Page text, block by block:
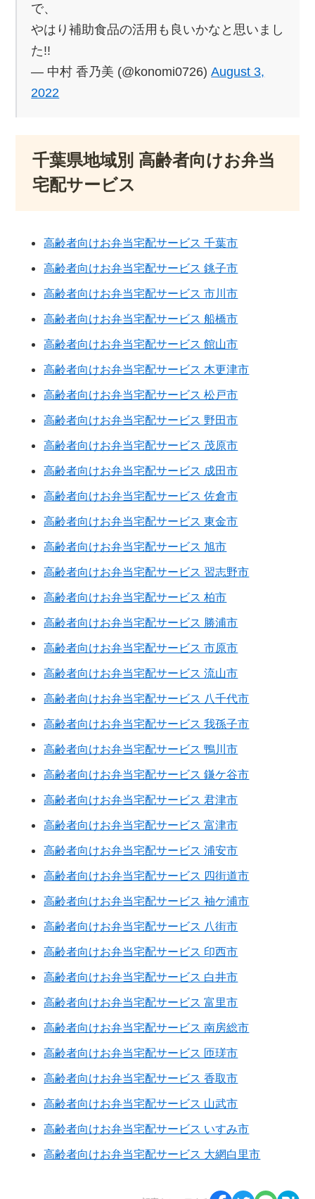
で、
やはり補助食品の活用も良いかなと思いまし
た!!
— 中村 香乃美 (@konomi0726)August 3,
2022
千葉県地域別 高齢者向けお弁当
宅配サービス
高齢者向けお弁当宅配サービス 千葉市
高齢者向けお弁当宅配サービス 銚子市
高齢者向けお弁当宅配サービス 市川市
高齢者向けお弁当宅配サービス 船橋市
高齢者向けお弁当宅配サービス 館山市
高齢者向けお弁当宅配サービス 木更津市
高齢者向けお弁当宅配サービス 松戸市
高齢者向けお弁当宅配サービス 野田市
高齢者向けお弁当宅配サービス 茂原市
高齢者向けお弁当宅配サービス 成田市
高齢者向けお弁当宅配サービス 佐倉市
高齢者向けお弁当宅配サービス 東金市
高齢者向けお弁当宅配サービス 旭市
高齢者向けお弁当宅配サービス 習志野市
高齢者向けお弁当宅配サービス 柏市
高齢者向けお弁当宅配サービス 勝浦市
高齢者向けお弁当宅配サービス 市原市
高齢者向けお弁当宅配サービス 流山市
高齢者向けお弁当宅配サービス 八千代市
高齢者向けお弁当宅配サービス 我孫子市
高齢者向けお弁当宅配サービス 鴨川市
高齢者向けお弁当宅配サービス 鎌ケ谷市
高齢者向けお弁当宅配サービス 君津市
高齢者向けお弁当宅配サービス 富津市
高齢者向けお弁当宅配サービス 浦安市
高齢者向けお弁当宅配サービス 四街道市
高齢者向けお弁当宅配サービス 袖ケ浦市
高齢者向けお弁当宅配サービス 八街市
高齢者向けお弁当宅配サービス 印西市
高齢者向けお弁当宅配サービス 白井市
高齢者向けお弁当宅配サービス 富里市
高齢者向けお弁当宅配サービス 南房総市
高齢者向けお弁当宅配サービス 匝瑳市
高齢者向けお弁当宅配サービス 香取市
高齢者向けお弁当宅配サービス 山武市
高齢者向けお弁当宅配サービス いすみ市
高齢者向けお弁当宅配サービス 大網白里市